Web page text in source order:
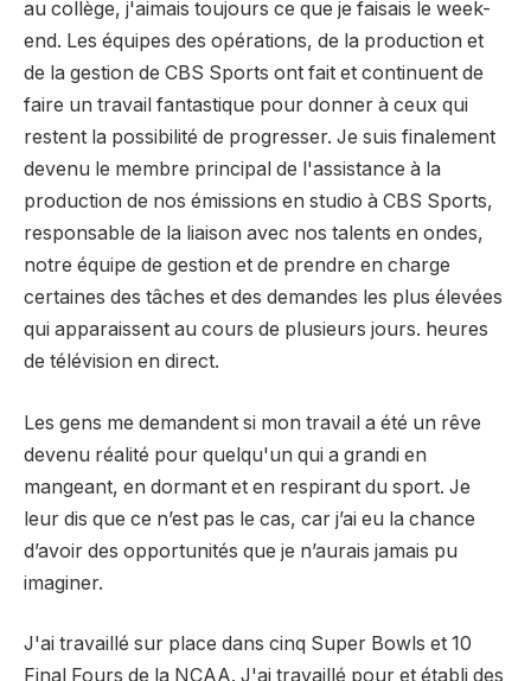
au collège, j'aimais toujours ce que je faisais le week-
end. Les équipes des opérations, de la production et
de la gestion de CBS Sports ont fait et continuent de
faire un travail fantastique pour donner à ceux qui
restent la possibilité de progresser. Je suis finalement
devenu le membre principal de l'assistance à la
production de nos émissions en studio à CBS Sports,
responsable de la liaison avec nos talents en ondes,
notre équipe de gestion et de prendre en charge
certaines des tâches et des demandes les plus élevées
qui apparaissent au cours de plusieurs jours. heures
de télévision en direct.
Les gens me demandent si mon travail a été un rêve
devenu réalité pour quelqu'un qui a grandi en
mangeant, en dormant et en respirant du sport. Je
leur dis que ce n’est pas le cas, car j’ai eu la chance
d’avoir des opportunités que je n’aurais jamais pu
imaginer.
J'ai travaillé sur place dans cinq Super Bowls et 10
Final Fours de la NCAA. J'ai travaillé pour et établi des